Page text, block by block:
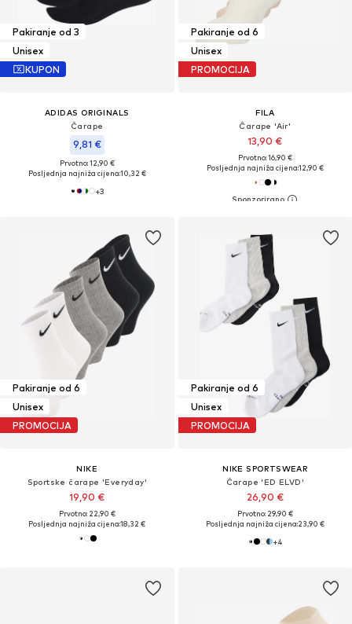
Pakiranje od 3
Unisex
KUPON
ADIDAS ORIGINALS
Čarape
9,81 €
Prvotno: 12,90 €
Posljednja najniža cijena:10,32 €
+3
Pakiranje od 6
Unisex
PROMOCIJA
FILA
Čarape 'Air'
13,90 €
Prvotno: 16,90 €
Posljednja najniža cijena:12,90 €
Pakiranje od 6
Unisex
PROMOCIJA
NIKE
Sportske čarape 'Everyday'
19,90 €
Prvotno: 22,90 €
Posljednja najniža cijena:18,32 €
Pakiranje od 6
Unisex
PROMOCIJA
NIKE SPORTSWEAR
Čarape 'ED ELVD'
26,90 €
Prvotno: 29,90 €
Posljednja najniža cijena:23,90 €
+4